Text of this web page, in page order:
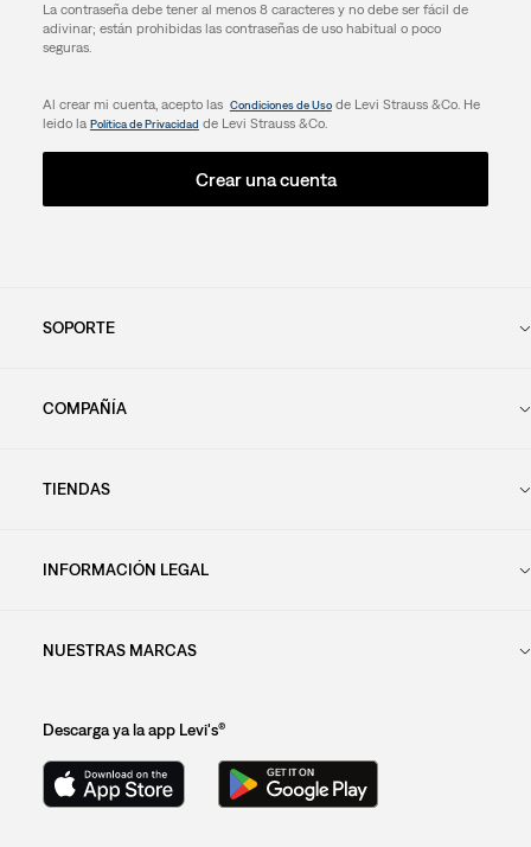
La contraseña debe tener al menos 8 caracteres y no debe ser fácil de
adivinar; están prohibidas las contraseñas de uso habitual o poco
seguras.
Al crear mi cuenta, acepto las Condiciones de Usode Levi Strauss &Co. He
leido la Política de Privacidad de Levi Strauss &Co.
Crear una cuenta
SOPORTE
COMPAÑÍA
TIENDAS
INFORMACIÓN LEGAL
NUESTRAS MARCAS
Descarga ya la app Levi's®